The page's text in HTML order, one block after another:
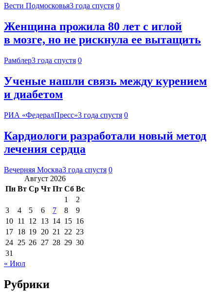
Вести Подмосковья3 года спустя 0
Женщина прожила 80 лет с иглой
в мозге, но не рискнула ее вытащить
Рамблер3 года спустя 0
Ученые нашли связь между курением
и диабетом
РИА «ФедералПресс»3 года спустя 0
Кардиологи разработали новый метод
лечения сердца
Вечерняя Москва3 года спустя 0
Август 2026
Пн Вт Ср Чт Пт Сб Вс
1
2
3
4 5 6 7 8
9
10 11 12 13 14 15 16
17 18 19 20 21 22 23
24 25 26 27 28 29 30
31
« Июл
Рубрики